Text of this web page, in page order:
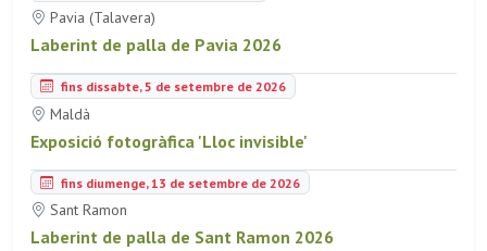
Pavia (Talavera)
Laberint de palla de Pavia 2026
fins dissabte, 5 de setembre de 2026
Maldà
Exposició fotogràfica 'Lloc invisible'
fins diumenge, 13 de setembre de 2026
Sant Ramon
Laberint de palla de Sant Ramon 2026